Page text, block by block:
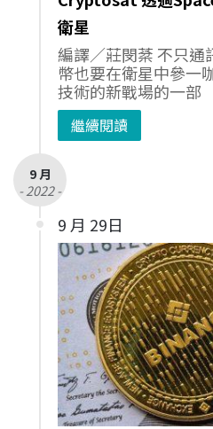
衛星
編譯／莊閔棻 不只通
幣也要在衛星中參一
技術的新戰場的一部
繼續閱讀
9 月
- 2022 -
9 月 29日